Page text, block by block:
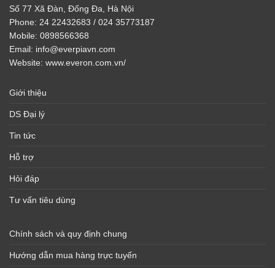
Số 77 Xã Đàn, Đống Đa, Hà Nội
Phone: 24 22432683 / 024 35773187
Mobile: 0898566368
Email: info@everpiavn.com
Website: www.everon.com.vn/
Giới thiệu
DS Đại lý
Tin tức
Hỗ trợ
Hỏi đáp
Tư vấn tiêu dùng
Chính sách và quy định chung
Hướng dẫn mua hàng trực tuyến